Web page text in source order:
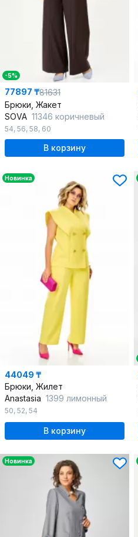
-5%
77897 ₸81631
Брюки, Жакет
SOVA 11346 коричневый
54, 56, 58, 60
В корзину
Новинка
44049 ₸
Брюки, Жилет
Anastasia 1399 лимонный
50, 52, 54
В корзину
Новинка